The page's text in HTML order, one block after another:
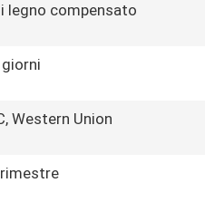
legno compensato
Western Union